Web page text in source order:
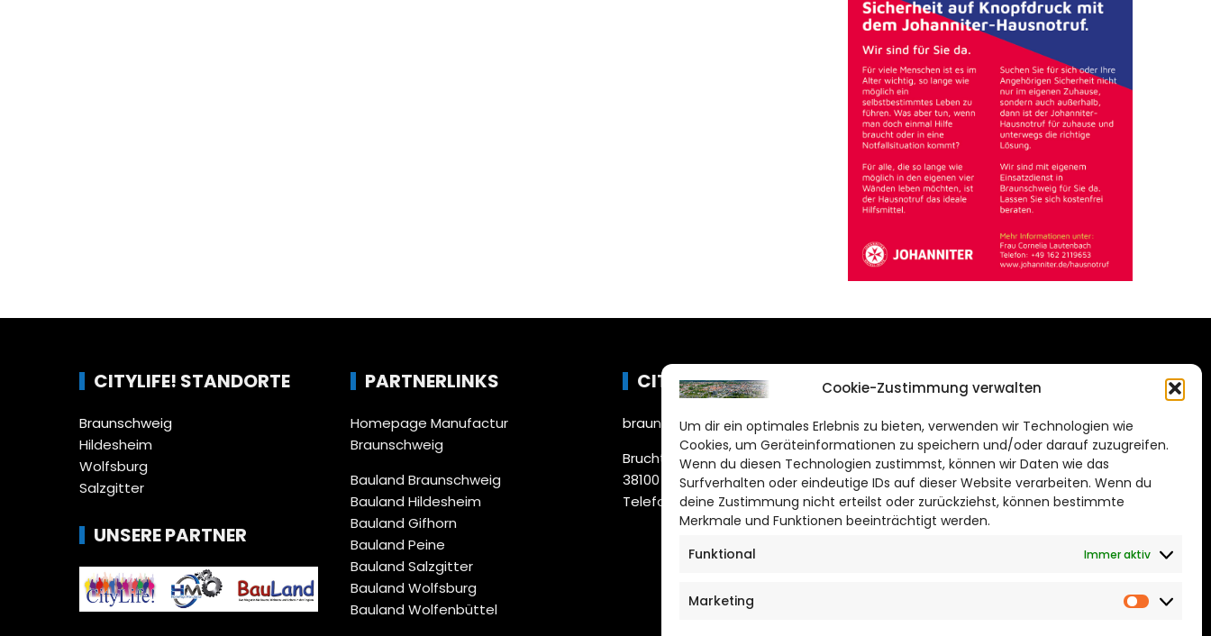
Cookie-Zustimmung verwalten
Um dir ein optimales Erlebnis zu bieten, verwenden wir Technologien wie
Cookies, um Geräteinformationen zu speichern und/oder darauf zuzugreifen.
Wenn du diesen Technologien zustimmst, können wir Daten wie das
Surfverhalten oder eindeutige IDs auf dieser Website verarbeiten. Wenn du
deine Zustimmung nicht erteilst oder zurückziehst, können bestimmte
Merkmale und Funktionen beeinträchtigt werden.
Funktional
Immer aktiv
Marketing
CITYLIFE! STANDORTE
Braunschweig
Hildesheim
Wolfsburg
Salzgitter
UNSERE PARTNER
PARTNERLINKS
Homepage Manufactur
Braunschweig
Bauland Braunschweig
Bauland Hildesheim
Bauland Gifhorn
Bauland Peine
Bauland Salzgitter
Bauland Wolfsburg
Bauland Wolfenbüttel
CITYLIFE!
braunschweig@citylifemedien.de
Bruchtorwall 12
38100 Braunschweig
Telefon: 0531 387220 – 65
DAS STADTMAGAZIN
FÜR BRAUNSCHWEIG
Impressum
Datenschutzerklärung
Cookie Richtlinie
CITYLIFE! BEI FACEBOOK